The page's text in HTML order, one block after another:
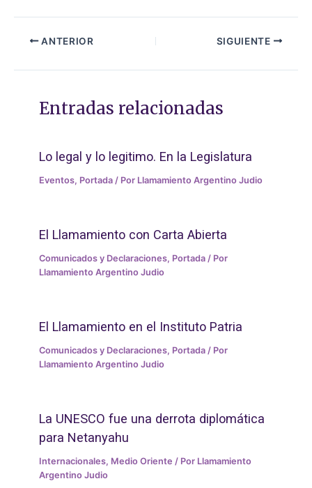
ANTERIOR SIGUIENTE
Entradas relacionadas
Lo legal y lo legitimo. En la Legislatura
Eventos, Portada / Por Llamamiento Argentino Judio
El Llamamiento con Carta Abierta
Comunicados y Declaraciones, Portada / Por
Llamamiento Argentino Judio
El Llamamiento en el Instituto Patria
Comunicados y Declaraciones, Portada / Por
Llamamiento Argentino Judio
La UNESCO fue una derrota diplomática
para Netanyahu
Internacionales, Medio Oriente / Por Llamamiento
Argentino Judio